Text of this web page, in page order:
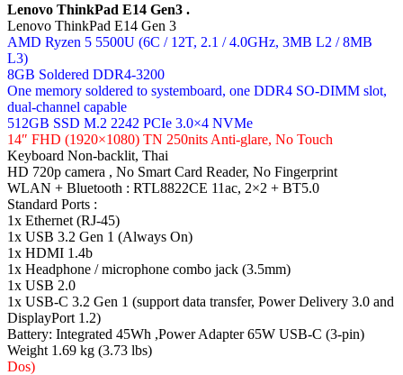
Lenovo ThinkPad E14 Gen3 .
Lenovo ThinkPad E14 Gen 3
AMD Ryzen 5 5500U (6C / 12T, 2.1 / 4.0GHz, 3MB L2 / 8MB
L3)
8GB Soldered DDR4-3200
One memory soldered to systemboard, one DDR4 SO-DIMM slot,
dual-channel capable
512GB SSD M.2 2242 PCIe 3.0×4 NVMe
14″ FHD (1920×1080) TN 250nits Anti-glare, No Touch
Keyboard Non-backlit, Thai
HD 720p camera , No Smart Card Reader, No Fingerprint
WLAN + Bluetooth : RTL8822CE 11ac, 2×2 + BT5.0
Standard Ports :
1x Ethernet (RJ-45)
1x USB 3.2 Gen 1 (Always On)
1x HDMI 1.4b
1x Headphone / microphone combo jack (3.5mm)
1x USB 2.0
1x USB-C 3.2 Gen 1 (support data transfer, Power Delivery 3.0 and
DisplayPort 1.2)
Battery: Integrated 45Wh ,Power Adapter 65W USB-C (3-pin)
Weight 1.69 kg (3.73 lbs)
Dos)